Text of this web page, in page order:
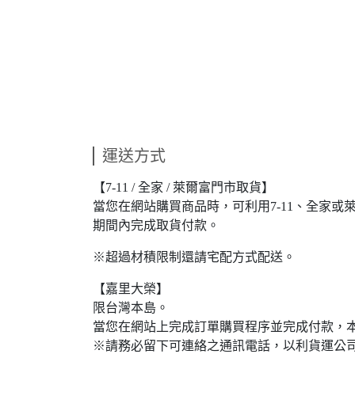
運送方式
【7-11 / 全家 / 萊爾富門市取貨】
當您在網站購買商品時，可利用7-11、全家或
期間內完成取貨付款。
※超過材積限制還請宅配方式配送。
【嘉里大榮】
限台灣本島。
當您在網站上完成訂單購買程序並完成付款，
※請務必留下可連絡之通訊電話，以利貨運公